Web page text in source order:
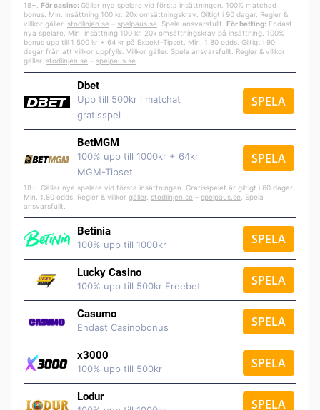
18+. För casino: Gäller nya spelare vid första insättningen. 100% matchad
bonus. Min. insättning 100 kr. 20x omsättningskrav. Giltigt i 90 dagar. Regler &
villkor gäller. stodlinjen.se – spelpaus.se . Spela ansvarsfullt. För betting: Endast
nya spelare. Min. insättning 100 kr. 20x omsättningskrav på insättning. 100%
bonus upp till 1 500 kr + 64 kr på Expekt-Tipset. Min. 1,80 odds. Giltigt i 90
dagar från att villkor uppfylls. Villkor gäller. Spela ansvarsfullt. Regler & villkor
gäller. stodlinjen.se – spelpaus.se
Dbet
Upp till 500kr i matchat
gratisspel
SPELA
BetMGM
100% upp till 1000kr + 64kr
MGM-Tipset
SPELA
18+. Gäller nya spelare vid första insättningen. Gratisspelet är giltigt i 60 dagar.
Min. 1.80 odds. Regler & villkor gäller stodlinjen.se – spelpaus.se . Spela
ansvarsfullt.
Betinia
100% upp till 1000kr SPELA
Lucky Casino
100% upp till 500kr Freebet SPELA
Casumo
Endast Casinobonus SPELA
x3000
100% upp till 500kr SPELA
Lodur SPELA